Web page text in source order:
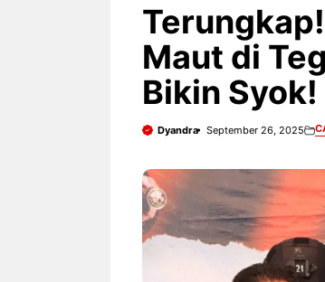
Maut di
Bikin Syok!
Dyandra September 26, 2025
NEWS TNG– Siapa sangka, dua
nama besar di dunia hiburan,